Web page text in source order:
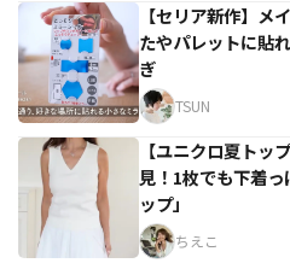
【セリア新作】メ
たやパレットに貼
ぎ
TSUN
【ユニクロ夏トッ
見！1枚でも下着
ップ」
ちえこ